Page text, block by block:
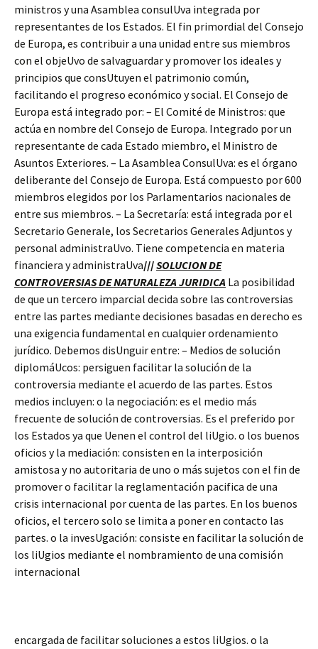
ministros y una Asamblea consulUva integrada por
representantes de los Estados. El fin primordial del Consejo
de Europa, es contribuir a una unidad entre sus miembros
con el objeUvo de salvaguardar y promover los ideales y
principios que consUtuyen el patrimonio común,
facilitando el progreso económico y social. El Consejo de
Europa está integrado por: – El Comité de Ministros: que
actúa en nombre del Consejo de Europa. Integrado por un
representante de cada Estado miembro, el Ministro de
Asuntos Exteriores. – La Asamblea ConsulUva: es el órgano
deliberante del Consejo de Europa. Está compuesto por 600
miembros elegidos por los Parlamentarios nacionales de
entre sus miembros. – La Secretaría: está integrada por el
Secretario Generale, los Secretarios Generales Adjuntos y
personal administraUvo. Tiene competencia en materia
financiera y administraUva///SOLUCION DE
CONTROVERSIAS DE NATURALEZA JURIDICA La posibilidad
de que un tercero imparcial decida sobre las controversias
entre las partes mediante decisiones basadas en derecho es
una exigencia fundamental en cualquier ordenamiento
jurídico. Debemos disUnguir entre: – Medios de solución
diplomáUcos: persiguen facilitar la solución de la
controversia mediante el acuerdo de las partes. Estos
medios incluyen: o la negociación: es el medio más
frecuente de solución de controversias. Es el preferido por
los Estados ya que Uenen el control del liUgio. o los buenos
oficios y la mediación: consisten en la interposición
amistosa y no autoritaria de uno o más sujetos con el fin de
promover o facilitar la reglamentación pacifica de una
crisis internacional por cuenta de las partes. En los buenos
oficios, el tercero solo se limita a poner en contacto las
partes. o la invesUgación: consiste en facilitar la solución de
los liUgios mediante el nombramiento de una comisión
internacional
encargada de facilitar soluciones a estos liUgios. o la